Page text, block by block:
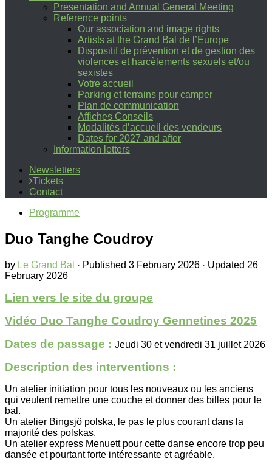
Presentation and Annual General Meeting
Reference points
Our association and image rights
Artists at the Grand Bal de l’Europe
Dispositif de prévention et de gestion des
violences et harcèlements sexuels et/ou
sexistes
Votre accueil
Parking et terrains pour camper
Plan de communication
Affiches Conseils
Modalités d’accueil des vendeurs
Dates for 2027 and after
Information letters
Newsletters
Tickets
Contact
Programme
Duo Tanghe Coudroy
by Le Grand Bal · Published 3 February 2026 · Updated 26
February 2026
Lien vers le site du groupe
Vidéo Duo Tanghe Coudroy Gennetines 2025
Dates de passage : Jeudi 30 et vendredi 31 juillet 2026
Description des interventions :
Un atelier initiation pour tous les nouveaux ou les anciens
qui veulent remettre une couche et donner des billes pour le
bal.
Un atelier Bingsjö polska, le pas le plus courant dans la
majorité des polskas.
Un atelier express Menuett pour cette danse encore trop peu
dansée et pourtant forte intéressante et agréable.